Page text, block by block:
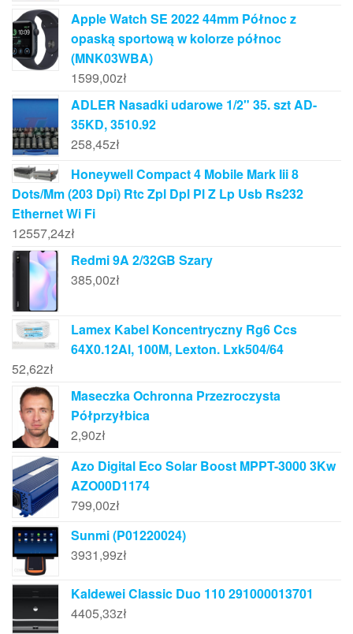
Apple Watch SE 2022 44mm Północ z
opaską sportową w kolorze północ
(MNK03WBA)
1599,00zł
ADLER Nasadki udarowe 1/2" 35. szt AD-
35KD, 3510.92
258,45zł
Honeywell Compact 4 Mobile Mark Iii 8
Dots/Mm (203 Dpi) Rtc Zpl Dpl Pl Z Lp Usb Rs232
Ethernet Wi Fi
12557,24zł
Redmi 9A 2/32GB Szary
385,00zł
Lamex Kabel Koncentryczny Rg6 Ccs
64X0.12Al, 100M, Lexton. Lxk504/64
52,62zł
Maseczka Ochronna Przezroczysta
Półprzyłbica
2,90zł
Azo Digital Eco Solar Boost MPPT-3000 3Kw
AZO00D1174
799,00zł
Sunmi (P01220024)
3931,99zł
Kaldewei Classic Duo 110 291000013701
4405,33zł